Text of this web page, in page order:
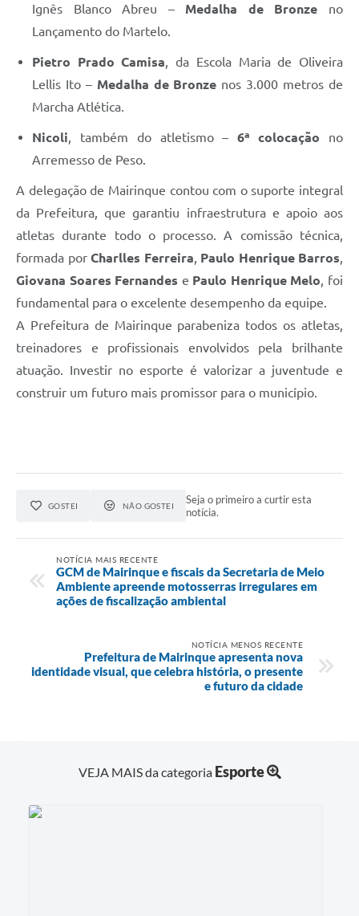
Ignês Blanco Abreu – Medalha de Bronze no
Lançamento do Martelo.
Pietro Prado Camisa , da Escola Maria de Oliveira
Lellis Ito – Medalha de Bronze nos 3.000 metros de
Marcha Atlética.
Nicoli , também do atletismo –6ª colocação no
Arremesso de Peso.
A delegação de Mairinque contou com o suporte integral
da Prefeitura, que garantiu infraestrutura e apoio aos
atletas durante todo o processo. A comissão técnica,
formada por Charlles Ferreira Paulo Henrique Barros
Giovana Soares Fernandes e Paulo Henrique Melo , foi
fundamental para o excelente desempenho da equipe.
A Prefeitura de Mairinque parabeniza todos os atletas,
treinadores e profissionais envolvidos pela brilhante
atuação. Investir no esporte é valorizar a juventude e
construir um futuro mais promissor para o município.
GOSTEI NÃO GOSTEI
Seja o primeiro a curtir esta
notícia.
NOTÍCIA MAIS RECENTE
GCM de Mairinque e fiscais da Secretaria de Meio
Ambiente apreende motosserras irregulares em
ações de fiscalização ambiental
NOTÍCIA MENOS RECENTE
Prefeitura de Mairinque apresenta nova
identidade visual, que celebra história, o presente
e futuro da cidade
VEJA MAIS da categoria Esporte